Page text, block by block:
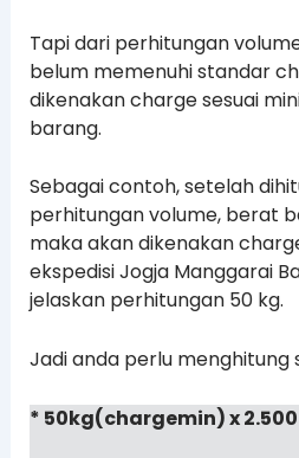
Tapi dari perhitungan
belum memenuhi standar
dikenakan charge sesuai
barang.
Sebagai contoh, setelah
perhitungan volume, berat
maka akan dikenakan
ekspedisi Jogja Manggarai
jelaskan perhitungan 50 kg.
Jadi anda perlu menghitung
* 50kg(chargemin) x 2.500